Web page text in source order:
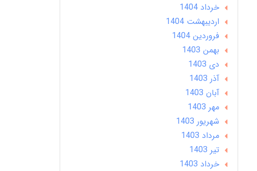
خرداد 1404
ارديبهشت 1404
فروردین 1404
بهمن 1403
دی 1403
آذر 1403
آبان 1403
مهر 1403
شهریور 1403
مرداد 1403
تير 1403
خرداد 1403